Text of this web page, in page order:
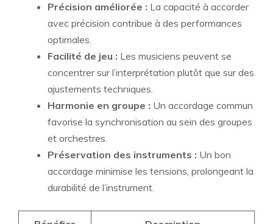
Précision améliorée : La capacité à accorder
avec précision contribue à des performances
optimales.
Facilité de jeu : Les musiciens peuvent se
concentrer sur l’interprétation plutôt que sur des
ajustements techniques.
Harmonie en groupe : Un accordage commun
favorise la synchronisation au sein des groupes
et orchestres.
Préservation des instruments : Un bon
accordage minimise les tensions, prolongeant la
durabilité de l’instrument.